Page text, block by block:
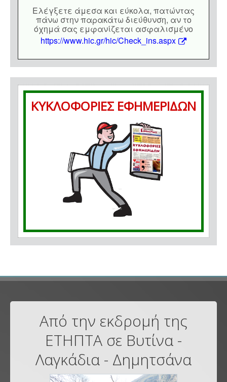
Eλέγξετε άμεσα και εύκολα, πατώντας
πάνω στην παρακάτω διεύθυνση, αν το
όχημά σας εμφανίζεται ασφαλισμένο
https://www.hic.gr/hic/Check_ins.aspx
ΚΥΚΛΟΦΟΡΙΕΣ ΕΦΗΜΕΡΙΔΩΝ
Από την εκδρομή της
ΕΤΗΠΤΑ σε Βυτίνα -
Λαγκάδια - Δημητσάνα